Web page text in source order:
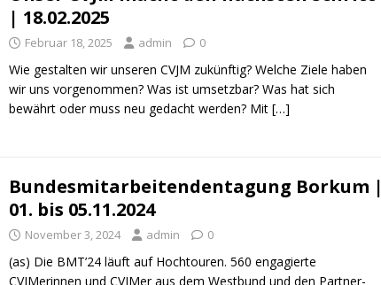
| 18.02.2025
Februar 18, 2025 admin 0
Wie gestalten wir unseren CVJM zukünftig? Welche Ziele haben
wir uns vorgenommen? Was ist umsetzbar? Was hat sich
bewährt oder muss neu gedacht werden? Mit […]
Bundesmitarbeitendentagung Borkum |
01. bis 05.11.2024
November 3, 2024 admin 0
(as) Die BMT’24 läuft auf Hochtouren. 560 engagierte
CVJMerinnen und CVJMer aus dem Westbund und den Partner-